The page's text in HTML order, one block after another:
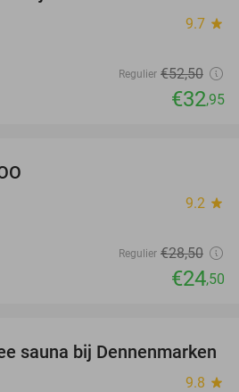
9.7 star
Regulier €52,50
€32,95
9.2 star
Regulier €28,50
€24,50
26%
sauna bij Dennenmarken
9.8 star